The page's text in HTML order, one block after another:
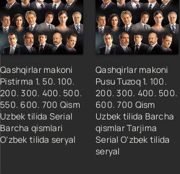
Qashqirlar makoni
Pistirma 1. 50. 100.
200. 300. 400. 500.
550. 600. 700 Qism
Uzbek tilida Serial
Barcha qismlari
O'zbek tilida seryal
Qashqirlar makoni
Pusu Tuzoq 1. 100.
200. 300. 400. 500.
600. 700 Qism
Uzbek tilida Barcha
qismlar Tarjima
Serial O'zbek tilida
seryal